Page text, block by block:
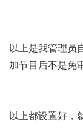
以上是我管理员
加节目后不是免
以上都设置好，